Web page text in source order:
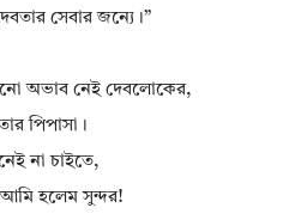
সেবার জন্যে।”
অভাব নেই দেবলোকের,
পিপাসা।
না চাইতে,
হলেম সুন্দর!